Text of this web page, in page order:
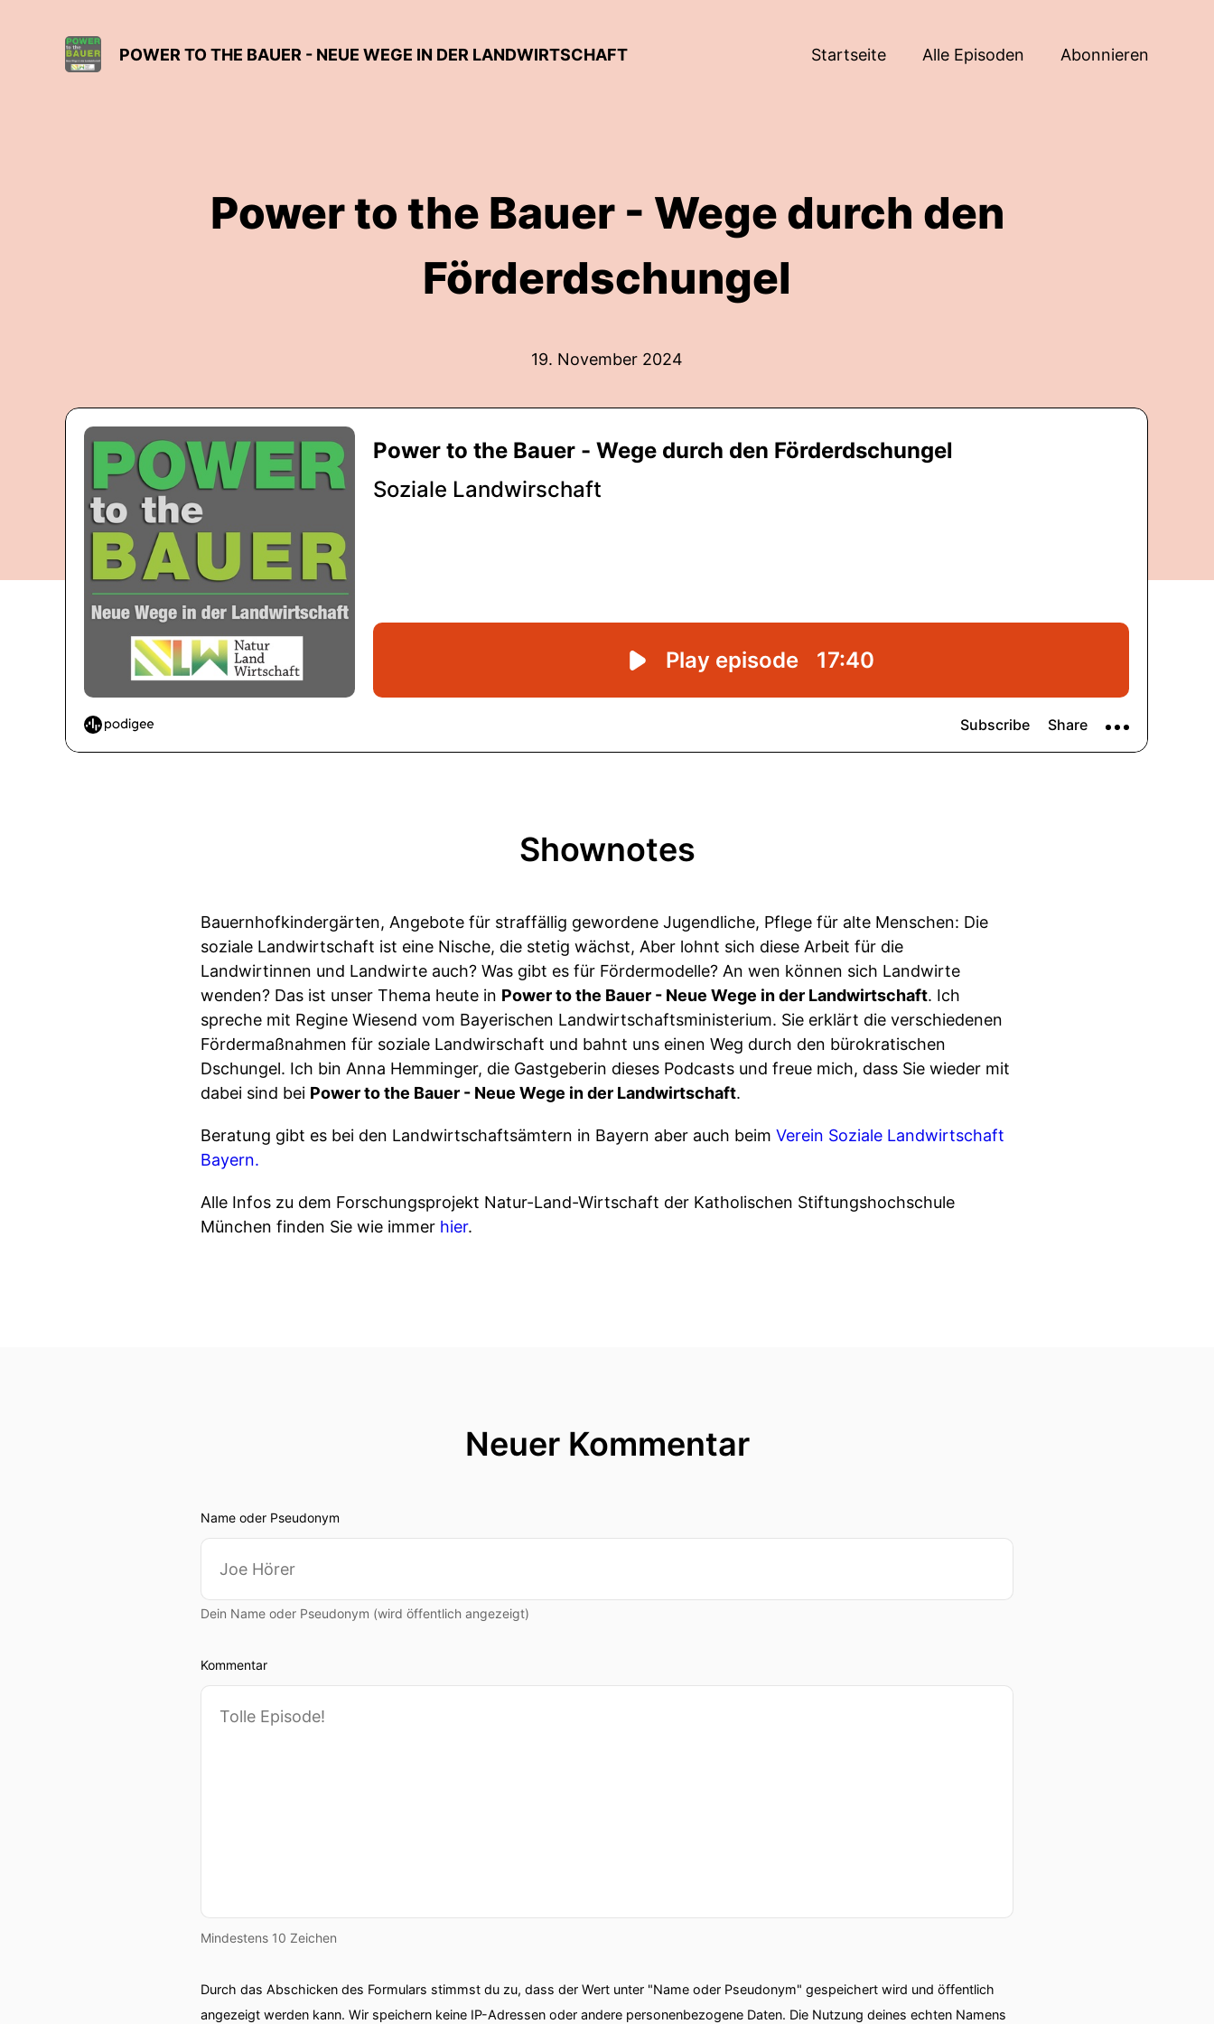
POWER TO THE BAUER - NEUE WEGE IN DER LANDWIRTSCHAFT Startseite Alle Episoden Abonnieren
Power to the Bauer - Wege durch den
Förderdschungel
19. November 2024
Shownotes
Bauernhofkindergärten, Angebote für straffällig gewordene Jugendliche, Pflege für alte Menschen: Die
soziale Landwirtschaft ist eine Nische, die stetig wächst, Aber lohnt sich diese Arbeit für die
Landwirtinnen und Landwirte auch? Was gibt es für Fördermodelle? An wen können sich Landwirte
wenden? Das ist unser Thema heute in Power to the Bauer - Neue Wege in der Landwirtschaft. Ich
spreche mit Regine Wiesend vom Bayerischen Landwirtschaftsministerium. Sie erklärt die verschiedenen
Fördermaßnahmen für soziale Landwirschaft und bahnt uns einen Weg durch den bürokratischen
Dschungel. Ich bin Anna Hemminger, die Gastgeberin dieses Podcasts und freue mich, dass Sie wieder mit
dabei sind bei Power to the Bauer - Neue Wege in der Landwirtschaft.
Beratung gibt es bei den Landwirtschaftsämtern in Bayern aber auch beim Verein Soziale Landwirtschaft
Bayern.
Alle Infos zu dem Forschungsprojekt Natur-Land-Wirtschaft der Katholischen Stiftungshochschule
München finden Sie wie immer hier.
Neuer Kommentar
Name oder Pseudonym
Dein Name oder Pseudonym (wird öffentlich angezeigt)
Kommentar
Mindestens 10 Zeichen
Durch das Abschicken des Formulars stimmst du zu, dass der Wert unter "Name oder Pseudonym" gespeichert wird und öffentlich
angezeigt werden kann. Wir speichern keine IP-Adressen oder andere personenbezogene Daten. Die Nutzung deines echten Namens